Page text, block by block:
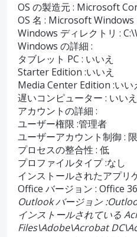
OS の製造元 : Microsoft
OS 名 : Microsoft Windows
Windows ディレクトリ :
Windows の詳細 :
タブレット PC : いいえ
Starter Edition :いいえ
Media Center Edition :いい
遅いコンピューター : いいえ
アカウントの詳細 :
ユーザー権限 :管理者
ユーザーアカウント制御 :
プロセスの整合性 : 低
プロファイルタイプ :なし
インストールされたアプリ
Office バージョン : Office
Outlook バージョン
インストールされている
Files\Adobe\Acrobat